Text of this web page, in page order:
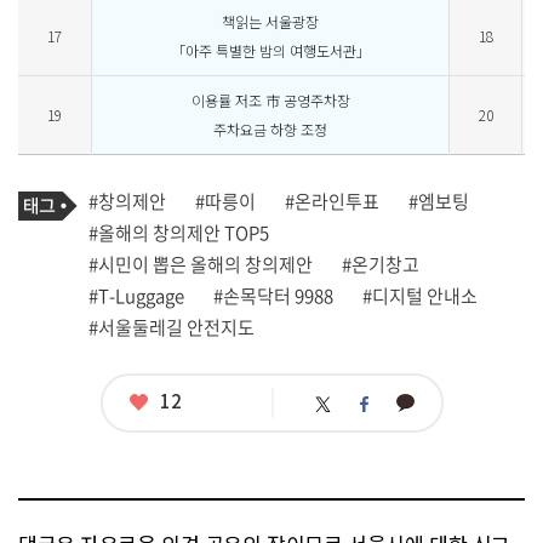
17
책읽는 서울광장
「아주 특별한 밤의 여행도서관」
18
19
이용률 저조 市 공영주차장
주차요금 하향 조정
20
기
사
관
련
태
그
태
그
#창의제안 #따릉이 #온라인투표
#엠보팅
#올해의 창의제안 TOP5
#시민이 뽑은 올해의 창의제안
#온기창고
#T-Luggage
#손목닥터 9988
#디지털 안내소
#서울둘레길 안전지도
좋
12 트 페 카